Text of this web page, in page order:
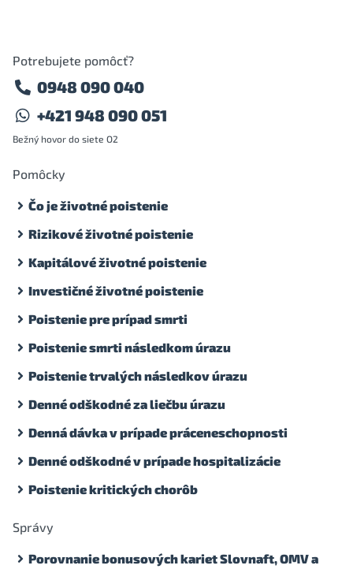
Potrebujete pomôcť?
0948 090 040
+421 948 090 051
Bežný hovor do siete O2
Pomôcky
Čo je životné poistenie
Rizikové životné poistenie
Kapitálové životné poistenie
Investičné životné poistenie
Poistenie pre prípad smrti
Poistenie smrti následkom úrazu
Poistenie trvalých následkov úrazu
Denné odškodné za liečbu úrazu
Denná dávka v prípade práceneschopnosti
Denné odškodné v prípade hospitalizácie
Poistenie kritických chorôb
Správy
Porovnanie bonusových kariet Slovnaft, OMV a